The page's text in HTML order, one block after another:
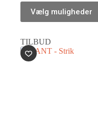
Vælg muligheder
TILBUD